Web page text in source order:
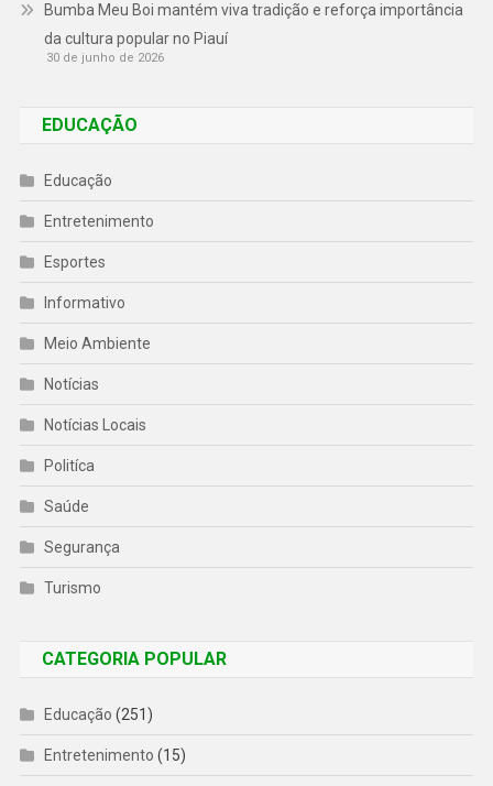
Bumba Meu Boi mantém viva tradição e reforça importância
da cultura popular no Piauí
30 de junho de 2026
EDUCAÇÃO
Educação
Entretenimento
Esportes
Informativo
Meio Ambiente
Notícias
Notícias Locais
Politíca
Saúde
Segurança
Turismo
CATEGORIA POPULAR
Educação (251)
Entretenimento (15)